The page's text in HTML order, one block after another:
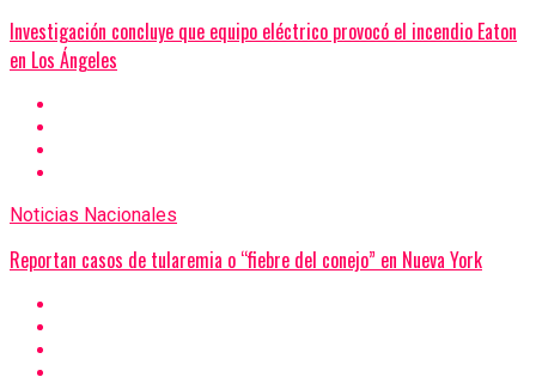
Investigación concluye que equipo eléctrico provocó el incendio Eaton
en Los Ángeles
Noticias Nacionales
Reportan casos de tularemia o “fiebre del conejo” en Nueva York